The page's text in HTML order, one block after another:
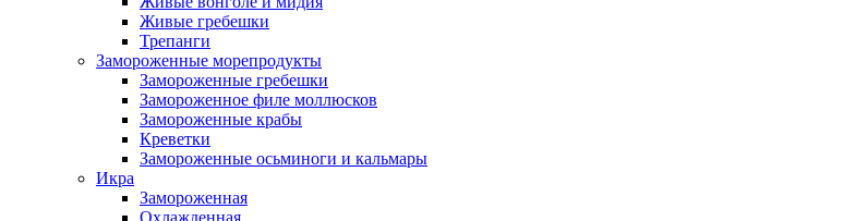
Живые гребешки
Трепанги
Замороженные морепродукты
Замороженные гребешки
Замороженное филе моллюсков
Замороженные крабы
Креветки
Замороженные осьминоги и кальмары
Икра
Замороженная
Охлажденная